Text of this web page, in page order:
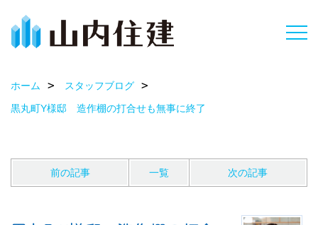
ホーム
スタッフブログ
黒丸町Y様邸 造作棚の打合せも無事に終了
前の記事 一覧 次の記事